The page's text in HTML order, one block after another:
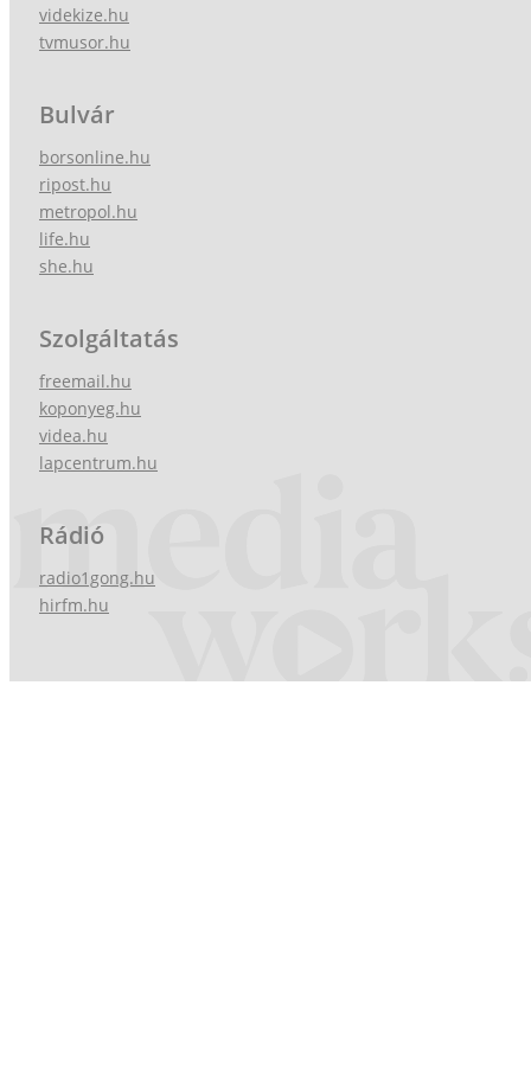
videkize.hu
tvmusor.hu
Bulvár
borsonline.hu
ripost.hu
metropol.hu
life.hu
she.hu
Szolgáltatás
freemail.hu
koponyeg.hu
videa.hu
lapcentrum.hu
Rádió
radio1gong.hu
hirfm.hu